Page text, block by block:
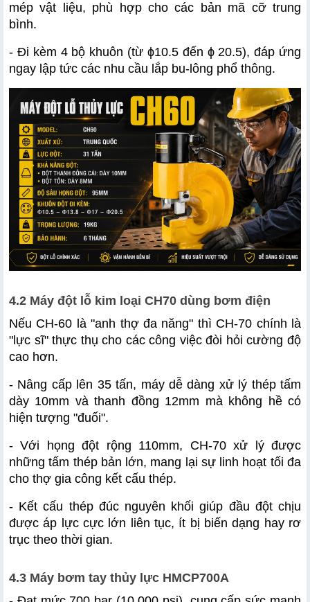
mép vật liệu, phù hợp cho các bản mã cỡ trung
bình.
- Đi kèm 4 bộ khuôn (từ ϕ10.5 đến ϕ 20.5), đáp ứng
ngay lập tức các nhu cầu lắp bu-lông phổ thông.
4.2 Máy đột lỗ kim loại CH70 dùng bơm điện
Nếu CH-60 là "anh thợ đa năng" thì CH-70 chính là
"lực sĩ" thực thụ cho các công việc đòi hỏi cường độ
cao hơn.
- Nâng cấp lên 35 tấn, máy dễ dàng xử lý thép tấm
dày 10mm và thanh đồng 12mm mà không hề có
hiện tượng "đuối".
- Với họng đột rộng 110mm, CH-70 xử lý được
những tấm thép bản lớn, mang lại sự linh hoạt tối đa
cho thợ gia công kết cấu thép.
- Kết cấu thép đúc nguyên khối giúp đầu đột chịu
được áp lực cực lớn liên tục, ít bị biến dạng hay rơ
trục theo thời gian.
4.3 Máy bơm tay thủy lực HMCP700A